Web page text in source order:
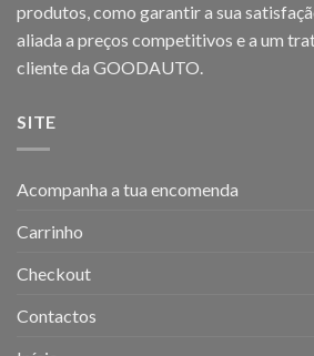
produtos, como garantir a sua
aliada a preços competitivos e a um
cliente da GOODAUTO.
SITE
Acompanha a tua encomenda
Carrinho
Checkout
Contactos